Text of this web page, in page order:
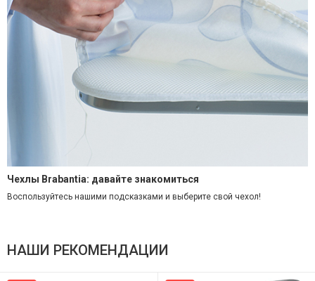
Чехлы Brabantia: давайте знакомиться
Воспользуйтесь нашими подсказками и выберите свой чехол!
НАШИ РЕКОМЕНДАЦИИ